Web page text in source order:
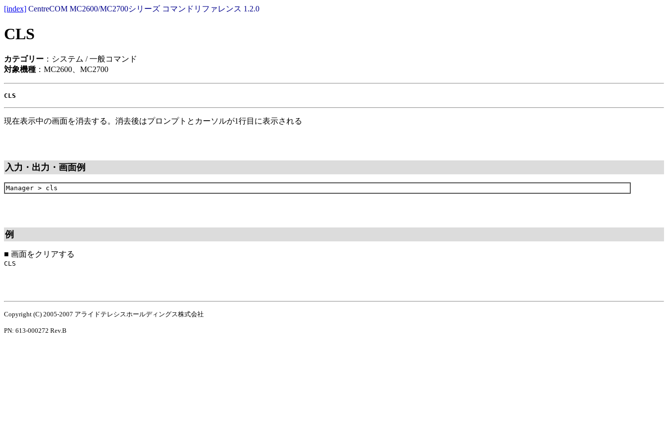
[index] CentreCOM MC2600/MC2700シリーズ コマンドリファレンス 1.2.0
CLS
カテゴリー ：システム / 一般コマンド
対象機種 ：MC2600、MC2700
CLS
現在表示中の画面を消去する。消去後はプロンプトとカーソルが1行目に表示される
入力・出力・画面例
例
■ 画面をクリアする
CLS
Copyright (C) 2005-2007 アライドテレシスホールディングス株式会社
PN: 613-000272 Rev.B